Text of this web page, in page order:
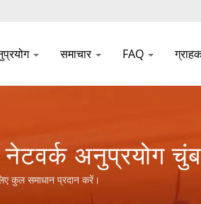
समाचार FAQ
अनुप्रयोग
कुल समाधान प्रदान करें।